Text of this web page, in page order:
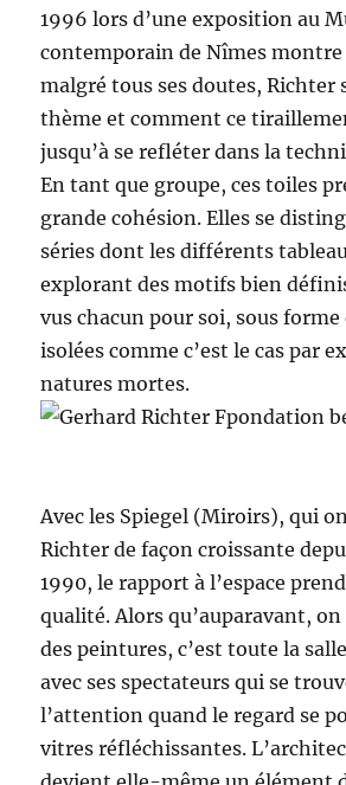
1996 lors d’une exposition au
contemporain de Nîmes
malgré tous ses doutes, Richter
thème et comment ce
jusqu’à se refléter dans la
En tant que groupe, ces toiles
grande cohésion. Elles se
séries dont les différents
explorant des motifs bien
vus chacun pour soi, sous forme
isolées comme c’est le cas par
natures mortes.
Avec les Spiegel (Miroirs), qui
Richter de façon croissante
1990, le rapport à l’espace
qualité. Alors qu’auparavant,
des peintures, c’est toute la
avec ses spectateurs qui se
l’attention quand le regard se
vitres réfléchissantes.